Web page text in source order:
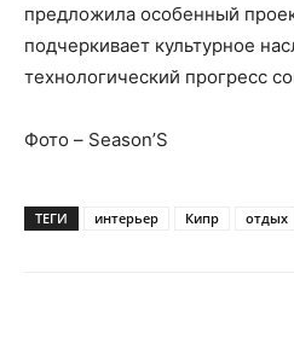
предложила особенный
подчеркивает культурное
технологический прогресс
Фото – Season’S
ТЕГИ интерьер Кипр отдых